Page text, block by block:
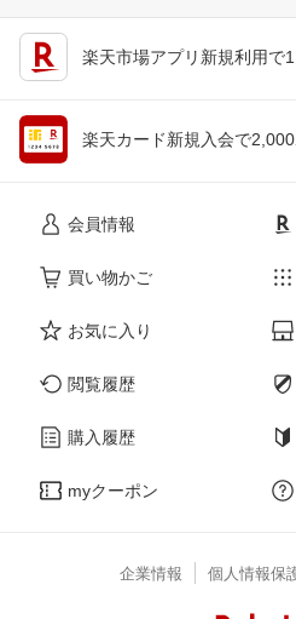
楽天市場アプリ新規利用で
楽天カード新規入会で
会員情報
買い物かご
お気に入り
閲覧履歴
購入履歴
myクーポン
企業情報 個人情報保